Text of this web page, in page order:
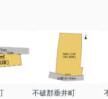
不破郡垂井町